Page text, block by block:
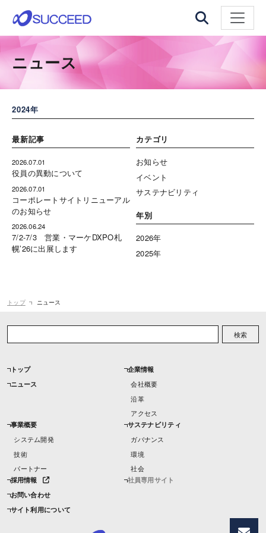
ナビ
ニュース
2024年
最新記事
2026.07.01
役員の異動について
2026.07.01
コーポレートサイトリニューアル
のお知らせ
2026.06.24
7/2-7/3 営業・マーケDXPO札
幌’26に出展します
カテゴリ
お知らせ
イベント
サステナビリティ
年別
2026年
2025年
トップ ニュース
検索
トップ
ニュース
企業情報
会社概要
沿革
アクセス
事業概要
システム開発
技術
パートナー
サステナビリティ
ガバナンス
環境
社会
採用情報
お問い合わせ
サイト利用について
社員専用サイト